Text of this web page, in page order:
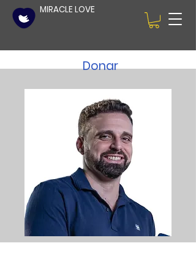
MIRACLE LOVE
Donar